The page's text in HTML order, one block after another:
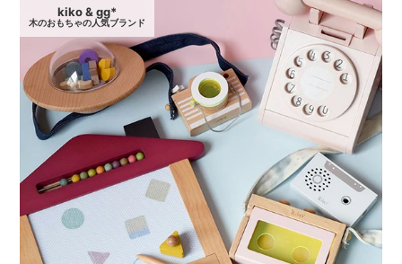
kiko & gg*
木のおもちゃの人気ブランド